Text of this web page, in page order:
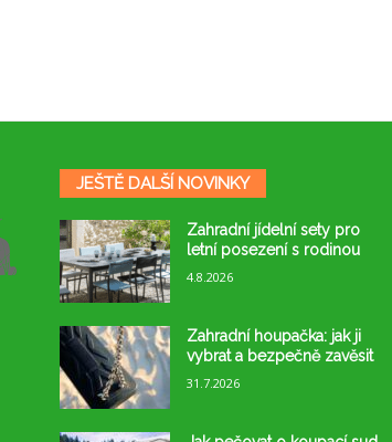
JEŠTĚ DALŠÍ NOVINKY
Zahradní jídelní sety pro
letní posezení s rodinou
4.8.2026
Zahradní houpačka: jak ji
vybrat a bezpečně zavěsit
31.7.2026